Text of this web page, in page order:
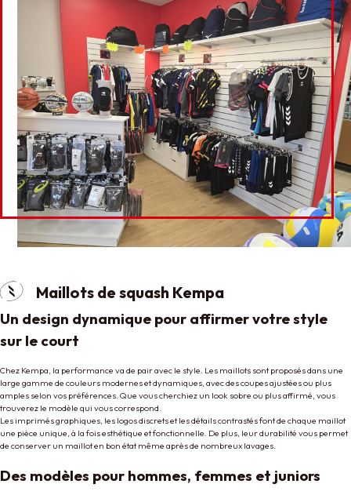
Maillots de squash Kempa
Un design dynamique pour affirmer votre style
sur le court
Chez Kempa, la performance va de pair avec le style. Les maillots sont proposés dans une
large gamme de couleurs modernes et dynamiques, avec des coupes ajustées ou plus
amples selon vos préférences. Que vous cherchiez un look sobre ou plus affirmé, vous
trouverez le modèle qui vous correspond.
Les imprimés graphiques, les logos discrets et les détails contrastés font de chaque maillot
une pièce unique, à la fois esthétique et fonctionnelle. De plus, leur durabilité vous permet
de conserver un maillot en bon état même après de nombreux lavages.
Des modèles pour hommes, femmes et juniors